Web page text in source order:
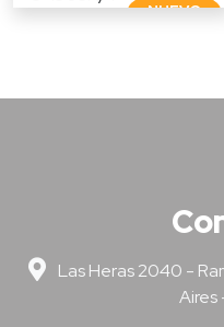
Las Heras 2040 -
Aires